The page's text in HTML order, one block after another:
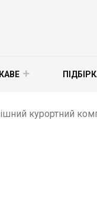
курортний